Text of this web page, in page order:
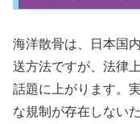
海洋散骨は、日本国
送方法ですが、法律
話題に上がります。
な規制が存在しない